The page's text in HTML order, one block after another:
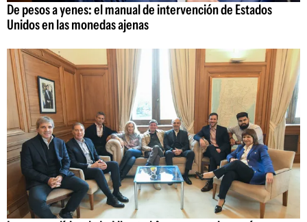
De pesos a yenes: el manual de intervención de Estados
Unidos en las monedas ajenas